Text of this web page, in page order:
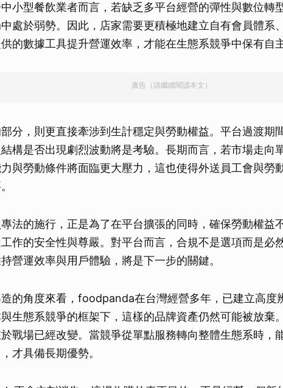
小型餐飲業者而言，若缺乏多平台經營的彈性與數位轉
處於弱勢。因此，店家需要更積極地建立自有會員體系
的數據工具提升營運效率，才能在生態系競爭中保有自主
廣告（請繼續閱讀本文）
分，則更直接牽涉到生計穩定與勞動權益。平台過渡期
構是否出現劇烈波動將是考驗。長期而言，若市場走向
與勞動條件將面臨更大壓力，這也使得外送員工會與勞
法的施行，正是為了在平台擴張的同時，確保勞動權益
作的安全性與尊嚴。對平台而言，合規不是選項而是必
營運效率與用戶體驗，將是下一步的關鍵。
的角度來看，foodpanda在台灣經營多年，已建立高度
生態系競爭的框架下，這樣的品牌資產仍然可能被放棄
戰場已經改變。當競爭從單點服務轉向整體生態系時，
才具備長期優勢。